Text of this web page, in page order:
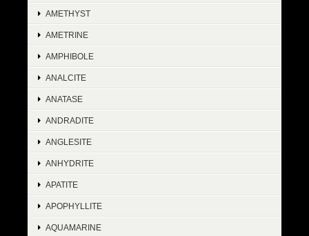
AMETHYST
AMETRINE
AMPHIBOLE
ANALCITE
ANATASE
ANDRADITE
ANGLESITE
ANHYDRITE
APATITE
APOPHYLLITE
AQUAMARINE